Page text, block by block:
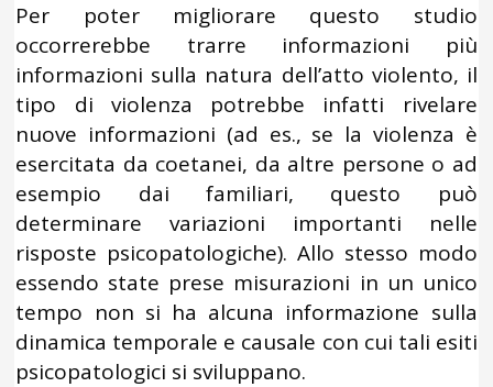
Per poter migliorare questo studio
occorrerebbe trarre informazioni più
informazioni sulla natura dell’atto violento, il
tipo di violenza potrebbe infatti rivelare
nuove informazioni (ad es., se la violenza è
esercitata da coetanei, da altre persone o ad
esempio dai familiari, questo può
determinare variazioni importanti nelle
risposte psicopatologiche). Allo stesso modo
essendo state prese misurazioni in un unico
tempo non si ha alcuna informazione sulla
dinamica temporale e causale con cui tali esiti
psicopatologici si sviluppano.